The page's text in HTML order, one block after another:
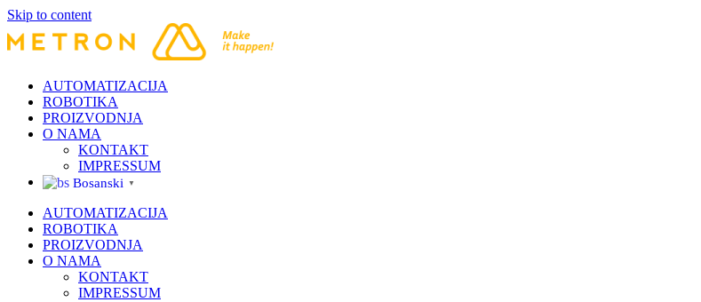
Skip to content
AUTOMATIZACIJA
ROBOTIKA
PROIZVODNJA
O NAMA
KONTAKT
IMPRESSUM
Bosanski ▼
AUTOMATIZACIJA
ROBOTIKA
PROIZVODNJA
O NAMA
KONTAKT
IMPRESSUM